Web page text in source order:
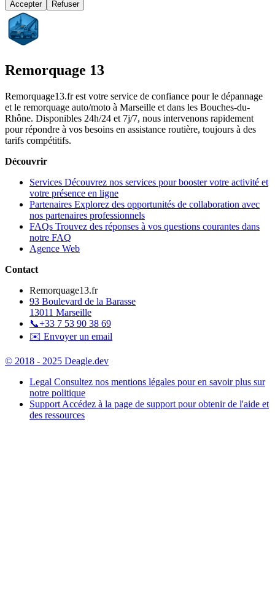
Accepter Refuser
Remorquage 13
Remorquage13.fr est votre service de confiance pour le dépannage
et le remorquage auto/moto à Marseille et dans les Bouches-du-
Rhône. Disponibles 24h/24 et 7j/7, nous intervenons rapidement
pour répondre à vos besoins en assistance routière, toujours à des
tarifs compétitifs.
Découvrir
Services Découvrez nos services pour booster votre activité et
votre présence en ligne
Partenaires Explorez des opportunités de collaboration avec
nos partenaires professionnels
FAQs Trouvez des réponses à vos questions courantes dans
notre FAQ
Agence Web
Contact
Remorquage13.fr
93 Boulevard de la Barasse
13011 Marseille
📞+33 7 53 90 38 69
✉️ Envoyer un email
© 2018 - 2025 Deagle.dev
Legal Consultez nos mentions légales pour en savoir plus sur
notre politique
Support Accédez à la page de support pour obtenir de l'aide et
des ressources